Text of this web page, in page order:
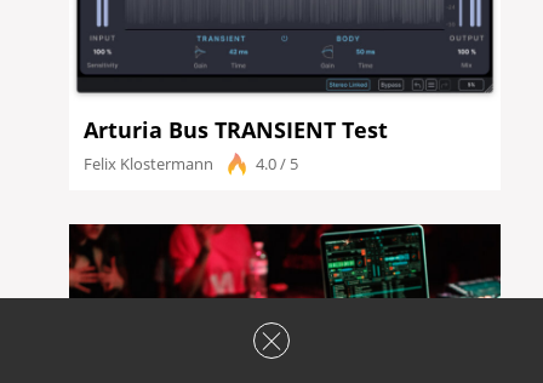
Arturia Bus TRANSIENT Test
Felix Klostermann 4.0 / 5